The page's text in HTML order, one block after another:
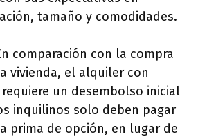
tamaño y comodidades.
comparación con la compra
vivienda, el alquiler con
un desembolso inicial
inquilinos solo deben pagar
prima de opción, en lugar de